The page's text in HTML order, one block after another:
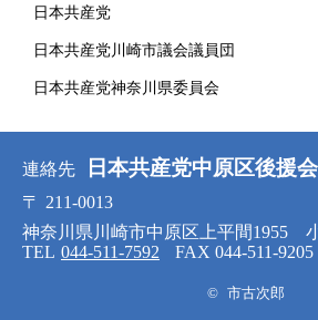
連絡先 日本共産党中原区後援
〒 211-0013
神奈川県川崎市中原区上平間1955
TEL 044-511-7592 FAX 044-511-9205
日本共産党
日本共産党川崎市議会議員団
日本共産党神奈川県委員会
© 市古次郎